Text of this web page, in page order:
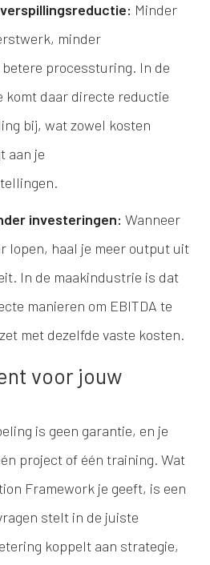
Minder
minder
processturing. In de
komt daar directe reductie
bij, wat zowel kosten
aan je
investeringen: Wanneer
lopen, haal je meer output uit
In de maakindustrie is dat
manieren om EBITDA te
met dezelfde vaste kosten.
voor jouw
is geen garantie, en je
project of één training. Wat
Framework je geeft, is een
stelt in de juiste
koppelt aan strategie,